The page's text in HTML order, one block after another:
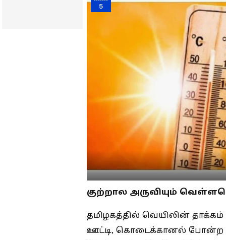
5
குற்றால அருவியும்
தமிழகத்தில் வெயிலின்
ஊட்டி, கொடைக்கானல் போன்ற